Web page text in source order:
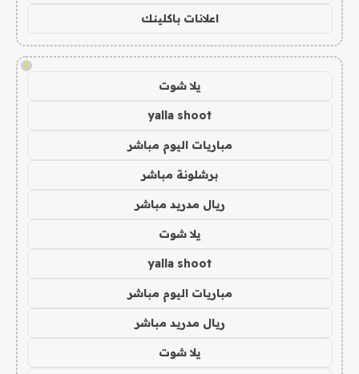
اعلانات باكلينك
!
يلا شوت
yalla shoot
مباريات اليوم مباشر
برشلونة مباشر
ريال مدريد مباشر
يلا شوت
yalla shoot
مباريات اليوم مباشر
ريال مدريد مباشر
يلا شوت